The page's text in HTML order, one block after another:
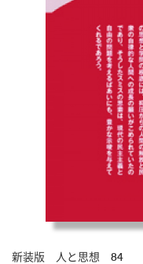
新装版 人と思想 84